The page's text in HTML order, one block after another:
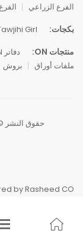
الفرع الزراعي
بكجات: Girl
منتجات ON: دفاتر ON
ملفات أوراق
بروش
حقوق النشر © 2023 محموعة الوسام. كل الحقوق
by Rasheed CO